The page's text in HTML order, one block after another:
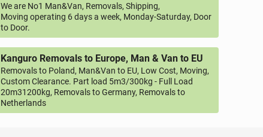
We are No1 Man&Van, Removals, Shipping,
Moving operating 6 days a week, Monday-Saturday, Door
to Door.
Kanguro Removals to Europe, Man & Van to EU
Removals to Poland, Man&Van to EU, Low Cost, Moving,
Custom Clearance. Part load 5m3/300kg - Full Load
20m31200kg, Removals to Germany, Removals to
Netherlands